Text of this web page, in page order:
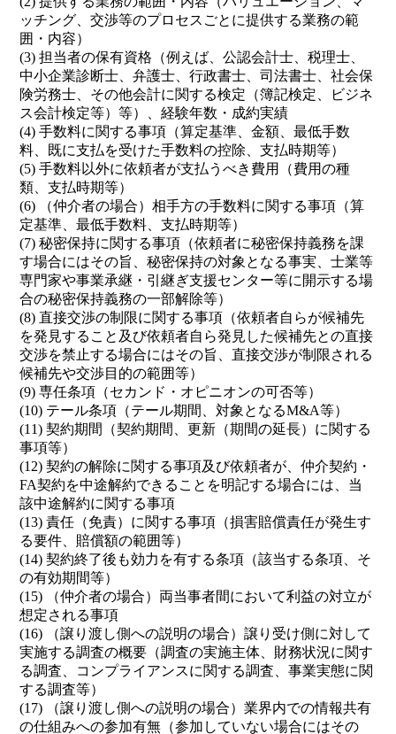
ッチング、交渉等のプロセスごとに提供する業務の範
囲・内容）
(3) 担当者の保有資格（例えば、公認会計士、税理士、
中小企業診断士、弁護士、行政書士、司法書士、社会保
険労務士、その他会計に関する検定（簿記検定、ビジネ
ス会計検定等）等）、経験年数・成約実績
(4) 手数料に関する事項（算定基準、金額、最低手数
料、既に支払を受けた手数料の控除、支払時期等）
(5) 手数料以外に依頼者が支払うべき費用（費用の種
類、支払時期等）
(6) （仲介者の場合）相手方の手数料に関する事項（算
定基準、最低手数料、支払時期等）
(7) 秘密保持に関する事項（依頼者に秘密保持義務を課
す場合にはその旨、秘密保持の対象となる事実、士業等
専門家や事業承継・引継ぎ支援センター等に開示する場
合の秘密保持義務の一部解除等）
(8) 直接交渉の制限に関する事項（依頼者自らが候補先
を発見すること及び依頼者自ら発見した候補先との直接
交渉を禁止する場合にはその旨、直接交渉が制限される
候補先や交渉目的の範囲等）
(9) 専任条項（セカンド・オピニオンの可否等）
(10) テール条項（テール期間、対象となるM&A等）
(11) 契約期間（契約期間、更新（期間の延長）に関する
事項等）
(12) 契約の解除に関する事項及び依頼者が、仲介契約・
FA契約を中途解約できることを明記する場合には、当
該中途解約に関する事項
(13) 責任（免責）に関する事項（損害賠償責任が発生す
る要件、賠償額の範囲等）
(14) 契約終了後も効力を有する条項（該当する条項、そ
の有効期間等）
(15) （仲介者の場合）両当事者間において利益の対立が
想定される事項
(16) （譲り渡し側への説明の場合）譲り受け側に対して
実施する調査の概要（調査の実施主体、財務状況に関す
る調査、コンプライアンスに関する調査、事業実態に関
する調査等）
(17) （譲り渡し側への説明の場合）業界内での情報共有
の仕組みへの参加有無（参加していない場合にはその